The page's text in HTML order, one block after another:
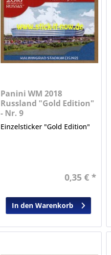
Panini WM 2018
Russland "Gold Edition"
- Nr. 9
Einzelsticker "Gold Edition"
0,35 € *
In den Warenkorb